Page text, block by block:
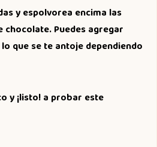
y espolvorea encima las
Puedes agregar
que se te antoje dependiendo
y ¡listo! a probar este